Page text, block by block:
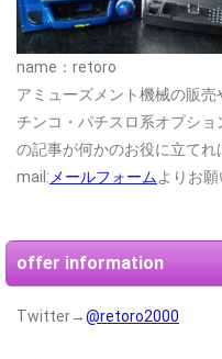
name：retoro
アミューズメント機械の販
チンコ・パチスロ系オプシ
の記事が何かのお役に立てれ
mail: メールフォームよりお願
offer information
Twitter→@retoro2000